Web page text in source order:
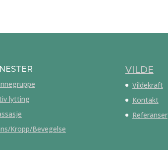
lytting
Kropp/Bevegelse
VILDE
Vildekraft
Kontakt
Referanser